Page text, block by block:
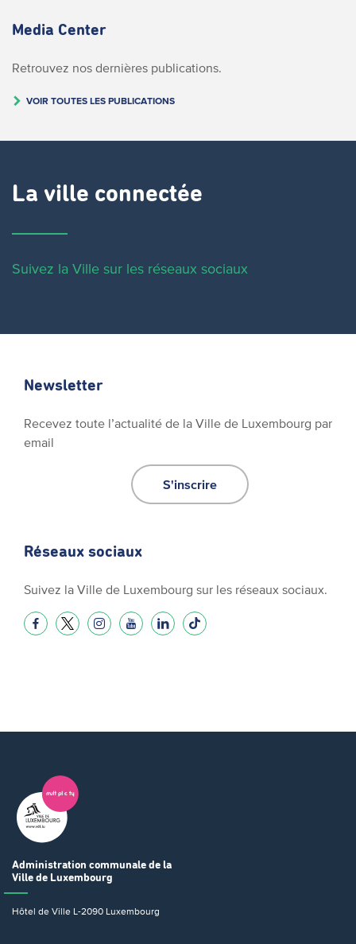
Media Center
Retrouvez nos dernières publications.
VOIR TOUTES LES PUBLICATIONS
La ville connectée
Suivez la Ville sur les réseaux sociaux
Newsletter
Recevez toute l’actualité de la Ville de Luxembourg par
email
S'inscrire
Réseaux sociaux
Suivez la Ville de Luxembourg sur les réseaux sociaux.
Administration communale de la
Ville de Luxembourg
Hôtel de Ville L-2090 Luxembourg